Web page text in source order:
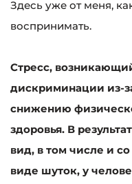
Здесь уже от меня,
воспринимать.
Стресс,
дискриминации из-
снижению
здоровья. В
вид, в том числе и
виде шуток, у